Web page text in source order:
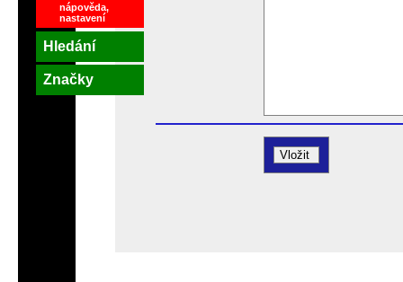
nápověda,
nastavení
Hledání
Značky